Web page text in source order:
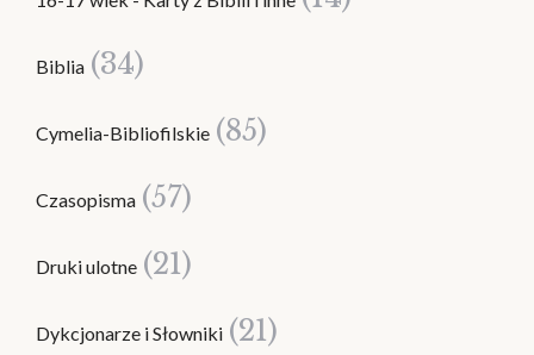
Biblia (34)
Cymelia-Bibliofilskie (85)
Czasopisma (57)
Druki ulotne (21)
Dykcjonarze i Słowniki (21)